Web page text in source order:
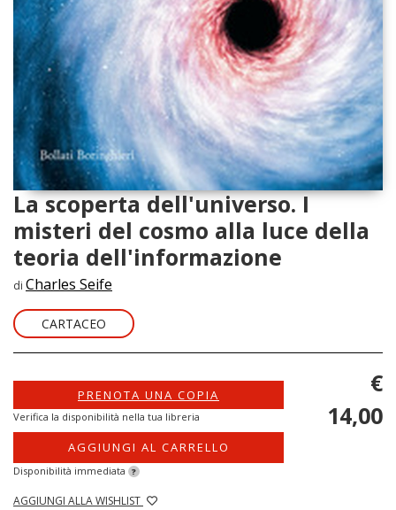
La scoperta dell'universo. I
misteri del cosmo alla luce della
teoria dell'informazione
di Charles Seife
CARTACEO
PRENOTA UNA COPIA
Verifica la disponibilità nella tua libreria
AGGIUNGI AL CARRELLO
Disponibilità immediata ?
AGGIUNGI ALLA WISHLIST
€
14,00